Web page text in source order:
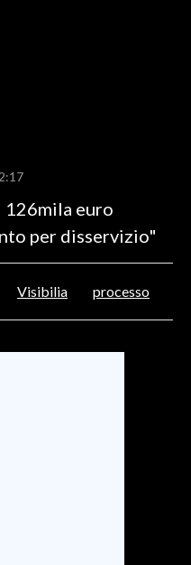
126mila euro
per disservizio"
Visibilia processo